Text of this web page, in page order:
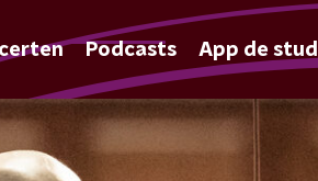
Podcasts App de